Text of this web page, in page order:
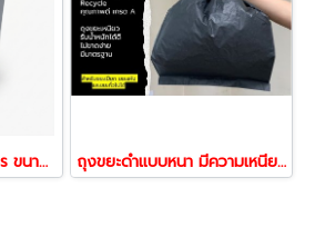
ถังขยะพลาสติก 14 ลิตร ขนาด 27.5x21x31.5 ซม. ทนทาน | Horecat ถุงขยะดำแบบหนา มีความเหนียวทนทาน